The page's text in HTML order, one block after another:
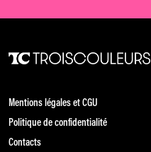
Mentions légales et CGU
Politique de confidentialité
Contacts